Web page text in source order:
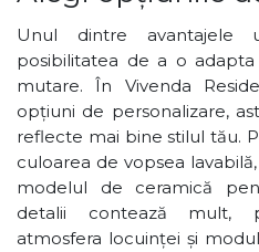
Unul dintre avantajele
posibilitatea de a o
mutare. În Vivenda
opțiuni de personalizare,
reflecte mai bine stilul tău.
culoarea de vopsea
modelul de ceramică
detalii contează mult,
atmosfera locuinței și